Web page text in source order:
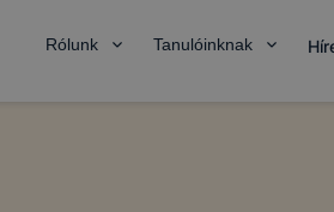
Rólunk Tanulóinknak